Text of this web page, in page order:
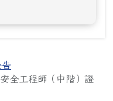
告
全工程師（中階）證